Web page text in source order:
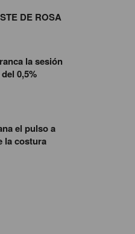
DE ROSA
la sesión
0,5%
el pulso a
la costura